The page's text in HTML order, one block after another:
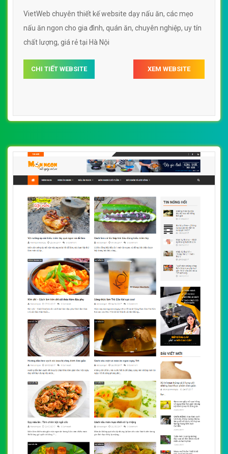
VietWeb chuyên thiết kế website dạy nấu ăn, các mẹo
nấu ăn ngon cho gia đình, quán ăn, chuyên nghiệp, uy tín
chất lượng, giá rẻ tại Hà Nội
CHI TIẾT WEBSITE XEM WEBSITE